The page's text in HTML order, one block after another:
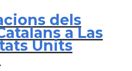
dels
a Las
Units